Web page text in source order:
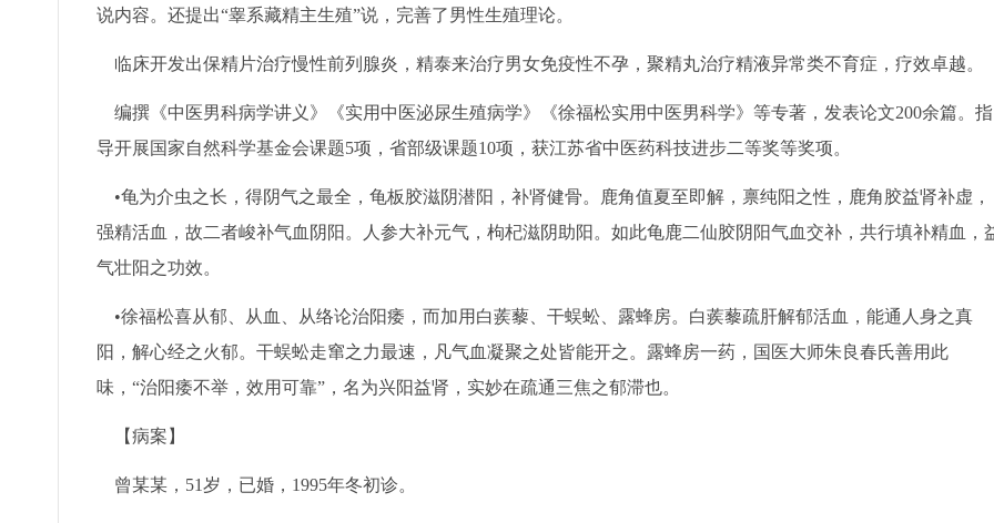
说内容。还提出“睾系藏精主生殖”说，完善了男性生殖理论。
临床开发出保精片治疗慢性前列腺炎，精泰来治疗男女免疫性不孕，聚精丸治疗精液异常类不育症，疗效卓越。
编撰《中医男科病学讲义》《实用中医泌尿生殖病学》《徐福松实用中医男科学》等专著，发表论文200余篇。指
导开展国家自然科学基金会课题5项，省部级课题10项，获江苏省中医药科技进步二等奖等奖项。
•龟为介虫之长，得阴气之最全，龟板胶滋阴潜阳，补肾健骨。鹿角值夏至即解，禀纯阳之性，鹿角胶益肾补虚，
强精活血，故二者峻补气血阴阳。人参大补元气，枸杞滋阴助阳。如此龟鹿二仙胶阴阳气血交补，共行填补精血，
气壮阳之功效。
•徐福松喜从郁、从血、从络论治阳痿，而加用白蒺藜、干蜈蚣、露蜂房。白蒺藜疏肝解郁活血，能通人身之真
阳，解心经之火郁。干蜈蚣走窜之力最速，凡气血凝聚之处皆能开之。露蜂房一药，国医大师朱良春氏善用此
味，“治阳痿不举，效用可靠”，名为兴阳益肾，实妙在疏通三焦之郁滞也。
【病案】
曾某某，51岁，已婚，1995年冬初诊。